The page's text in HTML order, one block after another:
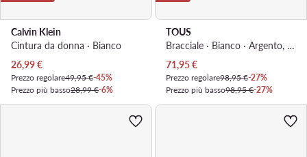
Calvin Klein
Cintura da donna · Bianco
Prezzo attuale
26,99€
Prezzo regolare49,95 €-45%
Prezzo più basso28,99 €-6%
TOUS
Bracciale · Bianco · Argento, Madreperla
Prezzo attuale
71,95€
Prezzo regolare98,95 €-27%
Prezzo più basso98,95 €-27%